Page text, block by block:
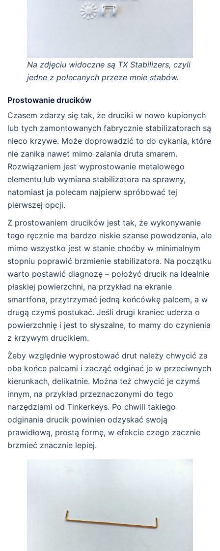
Na zdjęciu widoczne są TX Stabilizers, czyli
jedne z polecanych przeze mnie stabów.
Prostowanie drucików
Czasem zdarzy się tak, że druciki w nowo kupionych
lub tych zamontowanych fabrycznie stabilizatorach są
nieco krzywe. Może doprowadzić to do cykania, które
nie zanika nawet mimo zalania druta smarem.
Rozwiązaniem jest wyprostowanie metalowego
elementu lub wymiana stabilizatora na sprawny,
natomiast ja polecam najpierw spróbować tej
pierwszej opcji.
Z prostowaniem drucików jest tak, że wykonywanie
tego ręcznie ma bardzo niskie szanse powodzenia, ale
mimo wszystko jest w stanie choćby w minimalnym
stopniu poprawić brzmienie stabilizatora. Na początku
warto postawić diagnozę – położyć drucik na idealnie
płaskiej powierzchni, na przykład na ekranie
smartfona, przytrzymać jedną końcówkę palcem, a w
drugą czymś postukać. Jeśli drugi kraniec uderza o
powierzchnię i jest to słyszalne, to mamy do czynienia
z krzywym drucikiem.
Żeby względnie wyprostować drut należy chwycić za
oba końce palcami i zacząć odginać je w przeciwnych
kierunkach, delikatnie. Można też chwycić je czymś
innym, na przykład przeznaczonymi do tego
narzędziami od Tinkerkeys. Po chwili takiego
odginania drucik powinien odzyskać swoją
prawidłową, prostą formę, w efekcie czego zacznie
brzmieć znacznie lepiej.